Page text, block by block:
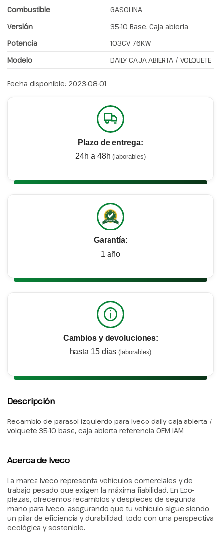
Combustible
GASOLINA
Versión
35-10 Base, Caja abierta
Potencia
103CV 76KW
Modelo
DAILY CAJA ABIERTA / VOLQUETE
Fecha disponible: 2023-08-01
Plazo de entrega:
24h a 48h (laborables)
Garantía:
1 año
Cambios y devoluciones:
hasta 15 días (laborables)
Descripción
Recambio de parasol izquierdo para iveco daily caja abierta /
volquete 35-10 base, caja abierta referencia OEM IAM
Acerca de Iveco
La marca Iveco representa vehículos comerciales y de
trabajo pesado que exigen la máxima fiabilidad. En Eco-
piezas, ofrecemos recambios y despieces de segunda
mano para Iveco, asegurando que tu vehículo sigue siendo
un pilar de eficiencia y durabilidad, todo con una perspectiva
ecológica y sostenible.